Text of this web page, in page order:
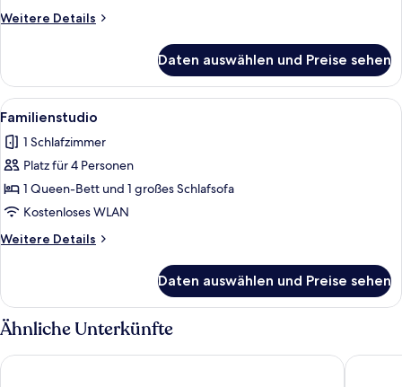
Erdgeschoss
Weitere Details
Weitere
Doppel-
oder
-
Erdgeschoss
Daten auswählen und Preise sehen
Alle
Fotos
für
Familienstudio
anzeigen
Ein Zimmer mit Holzboden, weißen
3
Familienstudio
1 Schlafzimmer
Platz für 4 Personen
1 Queen-Bett und 1 großes Schlafsofa
Kostenloses WLAN
Weitere Details
Weitere
Daten auswählen und Preise sehen
Ähnliche Unterkünfte
Lake and More Suite Hotel